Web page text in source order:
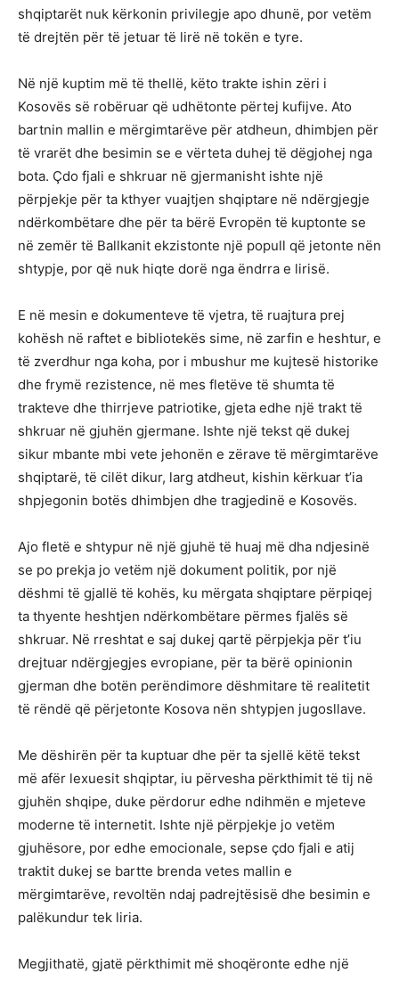
shqiptarët nuk kërkonin privilegje apo dhunë, por vetëm
të drejtën për të jetuar të lirë në tokën e tyre.
Në një kuptim më të thellë, këto trakte ishin zëri i
Kosovës së robëruar që udhëtonte përtej kufijve. Ato
bartnin mallin e mërgimtarëve për atdheun, dhimbjen për
të vrarët dhe besimin se e vërteta duhej të dëgjohej nga
bota. Çdo fjali e shkruar në gjermanisht ishte një
përpjekje për ta kthyer vuajtjen shqiptare në ndërgjegje
ndërkombëtare dhe për ta bërë Evropën të kuptonte se
në zemër të Ballkanit ekzistonte një popull që jetonte nën
shtypje, por që nuk hiqte dorë nga ëndrra e lirisë.
E në mesin e dokumenteve të vjetra, të ruajtura prej
kohësh në raftet e bibliotekës sime, në zarfin e heshtur, e
të zverdhur nga koha, por i mbushur me kujtesë historike
dhe frymë rezistence, në mes fletëve të shumta të
trakteve dhe thirrjeve patriotike, gjeta edhe një trakt të
shkruar në gjuhën gjermane. Ishte një tekst që dukej
sikur mbante mbi vete jehonën e zërave të mërgimtarëve
shqiptarë, të cilët dikur, larg atdheut, kishin kërkuar t’ia
shpjegonin botës dhimbjen dhe tragjedinë e Kosovës.
Ajo fletë e shtypur në një gjuhë të huaj më dha ndjesinë
se po prekja jo vetëm një dokument politik, por një
dëshmi të gjallë të kohës, ku mërgata shqiptare përpiqej
ta thyente heshtjen ndërkombëtare përmes fjalës së
shkruar. Në rreshtat e saj dukej qartë përpjekja për t’iu
drejtuar ndërgjegjes evropiane, për ta bërë opinionin
gjerman dhe botën perëndimore dëshmitare të realitetit
të rëndë që përjetonte Kosova nën shtypjen jugosllave.
Me dëshirën për ta kuptuar dhe për ta sjellë këtë tekst
më afër lexuesit shqiptar, iu përvesha përkthimit të tij në
gjuhën shqipe, duke përdorur edhe ndihmën e mjeteve
moderne të internetit. Ishte një përpjekje jo vetëm
gjuhësore, por edhe emocionale, sepse çdo fjali e atij
traktit dukej se bartte brenda vetes mallin e
mërgimtarëve, revoltën ndaj padrejtësisë dhe besimin e
palëkundur tek liria.
Megjithatë, gjatë përkthimit më shoqëronte edhe një